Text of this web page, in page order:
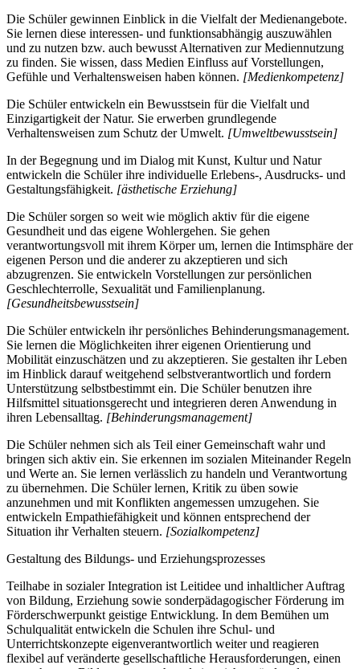
Die Schüler gewinnen Einblick in die Vielfalt der Medienangebote.
Sie lernen diese interessen- und funktionsabhängig auszuwählen
und zu nutzen bzw. auch bewusst Alternativen zur Mediennutzung
zu finden. Sie wissen, dass Medien Einfluss auf Vorstellungen,
Gefühle und Verhaltensweisen haben können. [Medienkompetenz]
Die Schüler entwickeln ein Bewusstsein für die Vielfalt und
Einzigartigkeit der Natur. Sie erwerben grundlegende
Verhaltensweisen zum Schutz der Umwelt. [Umweltbewusstsein]
In der Begegnung und im Dialog mit Kunst, Kultur und Natur
entwickeln die Schüler ihre individuelle Erlebens-, Ausdrucks- und
Gestaltungsfähigkeit. [ästhetische Erziehung]
Die Schüler sorgen so weit wie möglich aktiv für die eigene
Gesundheit und das eigene Wohlergehen. Sie gehen
verantwortungsvoll mit ihrem Körper um, lernen die Intimsphäre der
eigenen Person und die anderer zu akzeptieren und sich
abzugrenzen. Sie entwickeln Vorstellungen zur persönlichen
Geschlechterrolle, Sexualität und Familienplanung.
[Gesundheitsbewusstsein]
Die Schüler entwickeln ihr persönliches Behinderungsmanagement.
Sie lernen die Möglichkeiten ihrer eigenen Orientierung und
Mobilität einzuschätzen und zu akzeptieren. Sie gestalten ihr Leben
im Hinblick darauf weitgehend selbstverantwortlich und fordern
Unterstützung selbstbestimmt ein. Die Schüler benutzen ihre
Hilfsmittel situationsgerecht und integrieren deren Anwendung in
ihren Lebensalltag. [Behinderungsmanagement]
Die Schüler nehmen sich als Teil einer Gemeinschaft wahr und
bringen sich aktiv ein. Sie erkennen im sozialen Miteinander Regeln
und Werte an. Sie lernen verlässlich zu handeln und Verantwortung
zu übernehmen. Die Schüler lernen, Kritik zu üben sowie
anzunehmen und mit Konflikten angemessen umzugehen. Sie
entwickeln Empathiefähigkeit und können entsprechend der
Situation ihr Verhalten steuern. [Sozialkompetenz]
Gestaltung des Bildungs- und Erziehungsprozesses
Teilhabe in sozialer Integration ist Leitidee und inhaltlicher Auftrag
von Bildung, Erziehung sowie sonderpädagogischer Förderung im
Förderschwerpunkt geistige Entwicklung. In dem Bemühen um
Schulqualität entwickeln die Schulen ihre Schul- und
Unterrichtskonzepte eigenverantwortlich weiter und reagieren
flexibel auf veränderte gesellschaftliche Herausforderungen, einen